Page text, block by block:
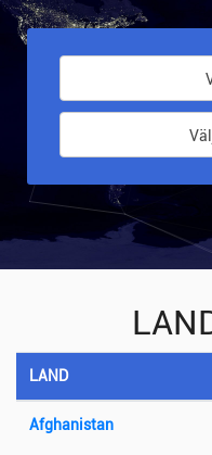
LAND
Afghanistan